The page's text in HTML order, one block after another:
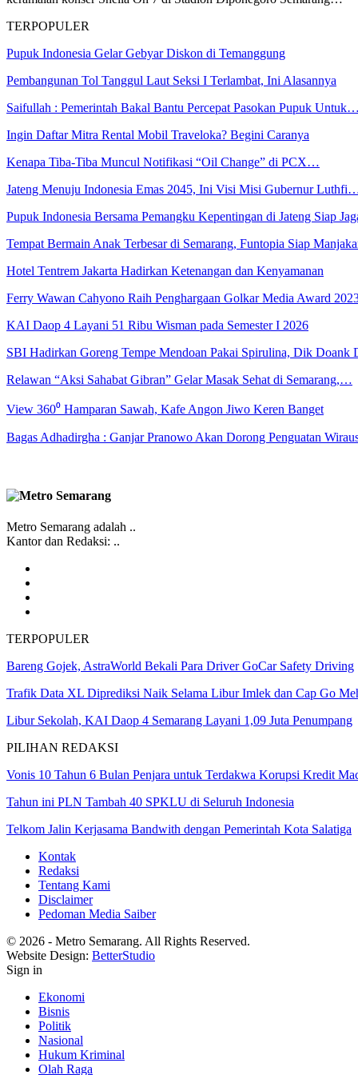
TERPOPULER
Pupuk Indonesia Gelar Gebyar Diskon di Temanggung
Pembangunan Tol Tanggul Laut Seksi I Terlambat, Ini Alasannya
Saifullah : Pemerintah Bakal Bantu Percepat Pasokan Pupuk Untuk…
Ingin Daftar Mitra Rental Mobil Traveloka? Begini Caranya
Kenapa Tiba-Tiba Muncul Notifikasi “Oil Change” di PCX…
Jateng Menuju Indonesia Emas 2045, Ini Visi Misi Gubernur
Pupuk Indonesia Bersama Pemangku Kepentingan di Jateng Siap
Tempat Bermain Anak Terbesar di Semarang, Funtopia Siap
Hotel Tentrem Jakarta Hadirkan Ketenangan dan Kenyamanan
Ferry Wawan Cahyono Raih Penghargaan Golkar Media Award
KAI Daop 4 Layani 51 Ribu Wisman pada Semester I 2026
SBI Hadirkan Goreng Tempe Mendoan Pakai Spirulina, Dik Doank
Relawan “Aksi Sahabat Gibran” Gelar Masak Sehat di Semarang,…
View 360⁰ Hamparan Sawah, Kafe Angon Jiwo Keren Banget
Bagas Adhadirgha : Ganjar Pranowo Akan Dorong Penguatan
Metro Semarang adalah ..
Kantor dan Redaksi: ..
TERPOPULER
Bareng Gojek, AstraWorld Bekali Para Driver GoCar Safety Driving
Trafik Data XL Diprediksi Naik Selama Libur Imlek dan Cap Go
Libur Sekolah, KAI Daop 4 Semarang Layani 1,09 Juta Penumpang
PILIHAN REDAKSI
Vonis 10 Tahun 6 Bulan Penjara untuk Terdakwa Korupsi Kredit
Tahun ini PLN Tambah 40 SPKLU di Seluruh Indonesia
Telkom Jalin Kerjasama Bandwith dengan Pemerintah Kota Salatiga
Kontak
Redaksi
Tentang Kami
Disclaimer
Pedoman Media Saiber
© 2026 - Metro Semarang. All Rights Reserved.
Website Design: BetterStudio
Sign in
Ekonomi
Bisnis
Politik
Nasional
Hukum Kriminal
Olah Raga